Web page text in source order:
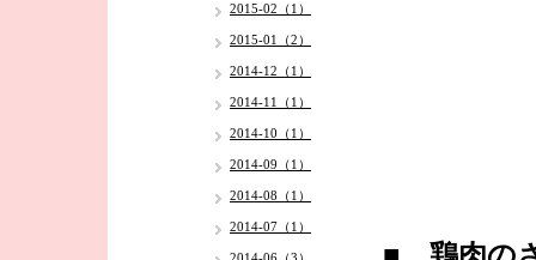
2015-02（1）
2015-01（2）
2014-12（1）
2014-11（1）
2014-10（1）
2014-09（1）
2014-08（1）
2014-07（1）